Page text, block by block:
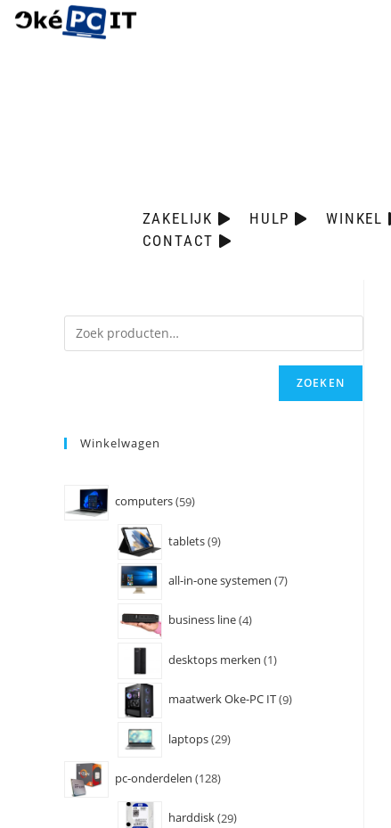
ZAKELIJK HULP WINKEL
CONTACT
ZOEKEN
Winkelwagen
computers 59
tablets 9
all-in-one systemen 7
business line 4
desktops merken 1
maatwerk Oke-PC IT 9
laptops 29
pc-onderdelen 128
harddisk 29